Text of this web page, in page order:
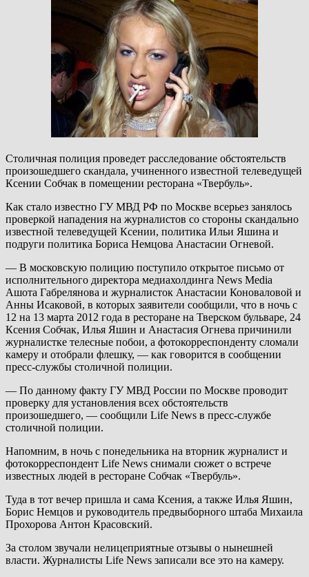
Столичная полиция проведет расследование обстоятельств
произошедшего скандала, учиненного известной телеведущей
Ксении Собчак в помещении ресторана «Твербуль».
Как стало известно ГУ МВД РФ по Москве всерьез занялось
проверкой нападения на журналистов со стороны скандально
известной телеведущей Ксении, политика Ильи Яшина и
подруги политика Бориса Немцова Анастасии Огневой.
— В московскую полицию поступило открытое письмо от
исполнительного директора медиахолдинга News Media
Ашота Габрелянова и журналисток Анастасии Коноваловой и
Анны Исаковой, в которых заявители сообщили, что в ночь с
12 на 13 марта 2012 года в ресторане на Тверском бульваре, 24
Ксения Собчак, Илья Яшин и Анастасия Огнева причинили
журналистке телесные побои, а фотокорреспонденту сломали
камеру и отобрали флешку, — как говорится в сообщении
пресс-службы столичной полиции.
— По данному факту ГУ МВД России по Москве проводит
проверку для установления всех обстоятельств
произошедшего, — сообщили Life News в пресс-службе
столичной полиции.
Напомним, в ночь с понедельника на вторник журналист и
фотокорреспондент Life News снимали сюжет о встрече
известных людей в ресторане Собчак «Твербуль».
Туда в тот вечер пришла и сама Ксения, а также Илья Яшин,
Борис Немцов и руководитель предвыборного штаба Михаила
Прохорова Антон Красовский.
За столом звучали нелицеприятные отзывы о нынешней
власти. Журналисты Life News записали все это на камеру.